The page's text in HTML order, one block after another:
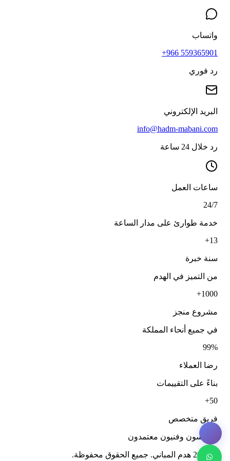
واتساب
+966 559365901
رد فوري
البريد الإلكتروني
info@hadm-mabani.com
رد خلال 24 ساعة
ساعات العمل
24/7
خدمة طوارئ على مدار الساعة
13+
سنة خبرة
من التميز في الهدم
1000+
مشروع منجز
في جميع أنحاء المملكة
99%
رضا العملاء
بناءً على التقييمات
50+
فريق متخصص
مهندسون وفنيون معتمدون
© 2026 هدم المباني. جميع الحقوق محفوظة.